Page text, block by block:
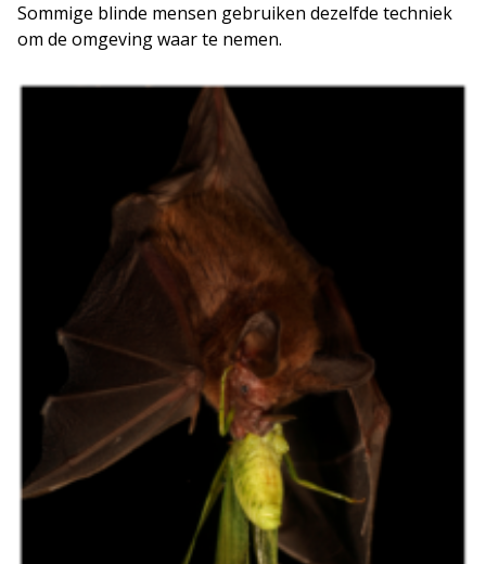
Sommige blinde mensen gebruiken dezelfde techniek
om de omgeving waar te nemen.